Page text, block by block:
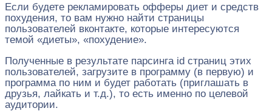
Если будете рекламировать офферы диет и средств
похудения, то вам нужно найти страницы
пользователей вконтакте, которые интересуются
темой «диеты», «похудение».
Полученные в результате парсинга id страниц этих
пользователей, загрузите в программу (в первую) и
программа по ним и будет работать (приглашать в
друзья, лайкать и т.д.), то есть именно по целевой
аудитории.